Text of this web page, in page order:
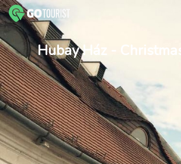
Hubay Ház -